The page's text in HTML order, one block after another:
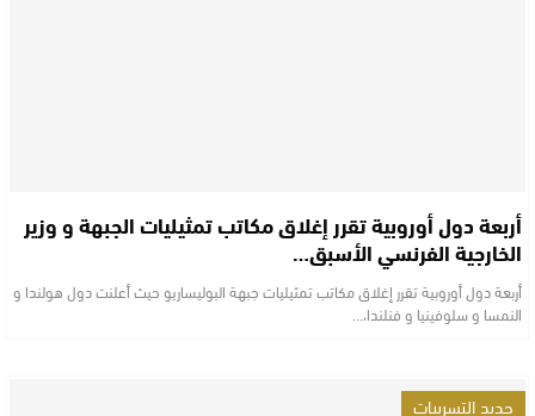
أربعة دول أوروبية تقرر إغلاق مكاتب تمثيليات الجبهة و وزير
الخارجية الفرنسي الأسبق…
أربعة دول أوروبية تقرر إغلاق مكاتب تمثيليات جبهة البوليساريو حيث أعلنت دول هولندا و
النمسا و سلوفينيا و فنلندا،…
جديد التسريبات